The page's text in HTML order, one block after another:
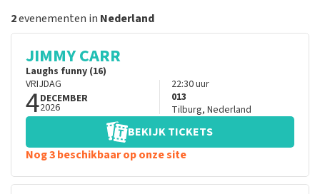
2evenementen in Nederland
JIMMY CARR
Laughs funny (16)
VRIJDAG
4DECEMBER
2026
22:30uur
013
Tilburg, Nederland
BEKIJK TICKETS
Nog 3 beschikbaar op onze site